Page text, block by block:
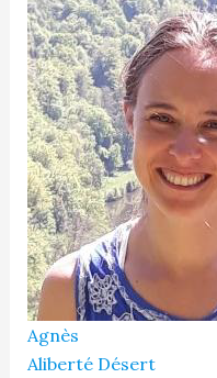
Agnès
Aliberté Désert